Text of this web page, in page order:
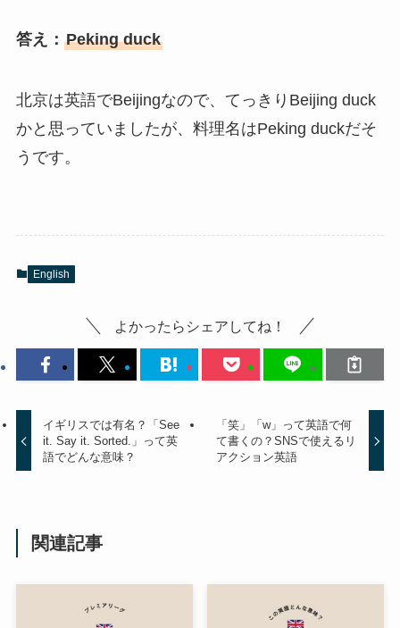
答え： Peking duck
北京は英語でBeijingなので、てっきりBeijing duck
かと思っていましたが、料理名はPeking duckだそ
うです。
English
よかったらシェアしてね！
イギリスでは有名？「See
it. Say it. Sorted.」って英
語でどんな意味？
「笑」「w」って英語で何
て書くの？SNSで使えるリ
アクション英語
関連記事